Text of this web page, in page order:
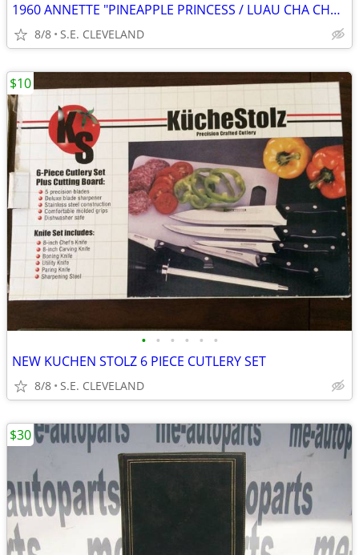
1960 ANNETTE "PINEAPPLE PRINCESS / LUAU CHA CHA CHA" 45 rpm RECORD
8/8 S.E. CLEVELAND
• • • • • •
NEW KUCHEN STOLZ 6 PIECE CUTLERY SET
8/8 S.E. CLEVELAND
$10
$30